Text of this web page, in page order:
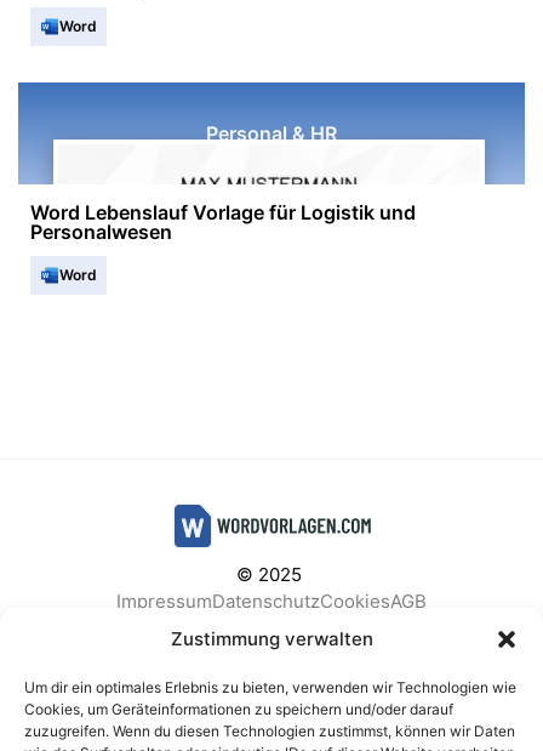
Zustimmung verwalten
Um dir ein optimales Erlebnis zu bieten, verwenden wir Technologien wie
Cookies, um Geräteinformationen zu speichern und/oder darauf
zuzugreifen. Wenn du diesen Technologien zustimmst, können wir Daten
Word
Personal & HR
Word Lebenslauf Vorlage für Logistik und
Personalwesen
Word
© 2025
ImpressumDatenschutzCookiesAGB
Facebook
Instagram
BELIEBTE KATEGORIEN